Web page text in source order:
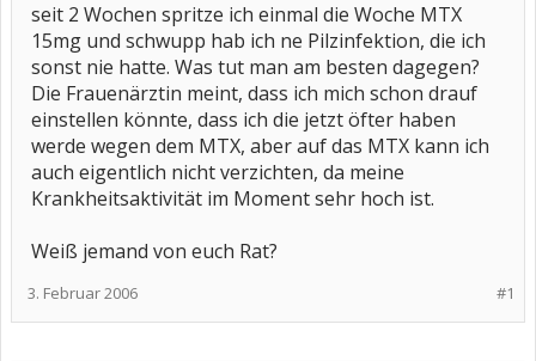
seit 2 Wochen spritze ich einmal die Woche MTX
15mg und schwupp hab ich ne Pilzinfektion, die ich
sonst nie hatte. Was tut man am besten dagegen?
Die Frauenärztin meint, dass ich mich schon drauf
einstellen könnte, dass ich die jetzt öfter haben
werde wegen dem MTX, aber auf das MTX kann ich
auch eigentlich nicht verzichten, da meine
Krankheitsaktivität im Moment sehr hoch ist.
Weiß jemand von euch Rat?
#1
3. Februar 2006